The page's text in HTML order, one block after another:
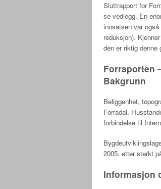
Sluttrapport for
se vedlegg. En
innsatsen var
reduksjon).
den er riktig denne
Forraporten
Bakgrunn
Beliggenhet,
Forradal.
forbindelse til
2005, etter sterkt
Informasjon